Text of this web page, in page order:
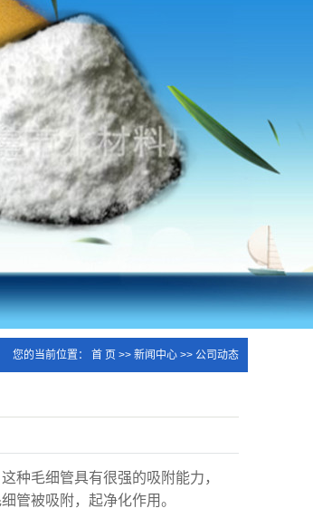
您的当前位置： 首 页 >> 新闻中心 >> 公司动态
种毛细管具有很强的吸附能力，
管被吸附，起净化作用。